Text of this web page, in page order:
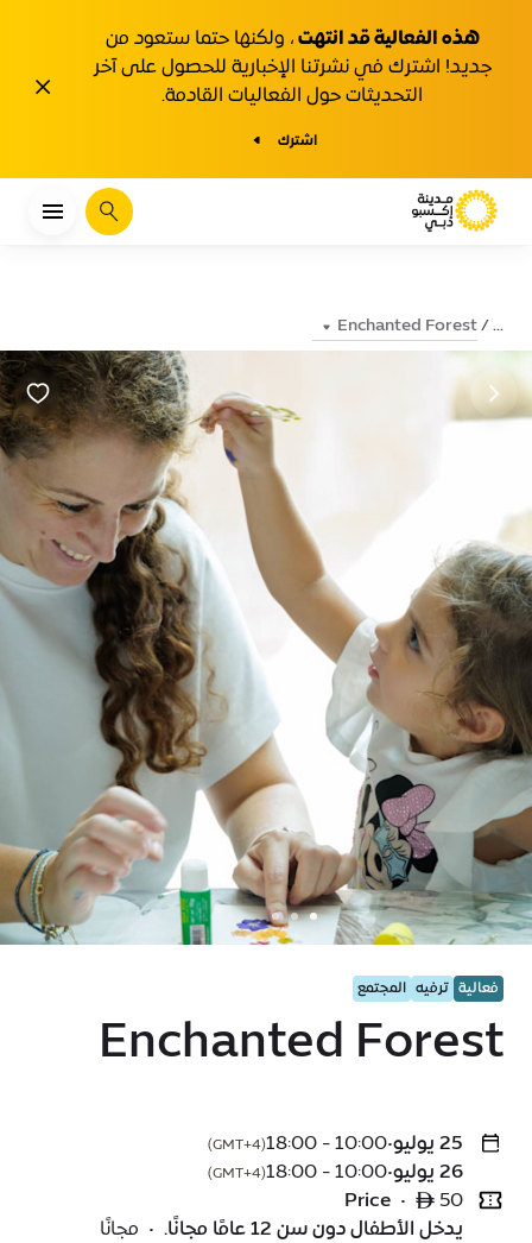
هذه الفعالية قد انتهت ، ولكنها حتما ستعود من
جديد! اشترك في نشرتنا الإخبارية للحصول على آخر
التحديثات حول الفعاليات القادمة.
اشترك
يبحث
...
Enchanted Forest
فعالية ترفيه المجتمع
Enchanted Forest
25 يوليو •
10:00 - 18:00
(GMT+4)
26 يوليو •
10:00 - 18:00
(GMT+4)
Price • ê 50
يدخل الأطفال دون سن 12 عامًا مجانًا.
• مجانًا